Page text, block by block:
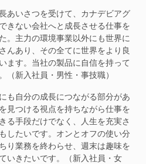
あいさつを受けて、カナデビアグ
きない会社へと成長させる仕事を
。主力の環境事業以外にも世界に
んあり、その全てに世界をより良
ます。当社の製品に自信を持って
（新入社員・男性・事技職）
も自分の成長につながる部分があ
見つける視点を持ちながら仕事を
る手段だけでなく、人生を充実さ
したいです。オンとオフの使い分
り業務を終わらせ、週末は趣味を
いきたいです。（新入社員・女